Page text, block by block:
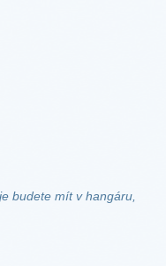
budete mít v hangáru,